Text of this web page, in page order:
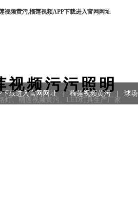
视频黄污,榴莲视频APP下载进入官网网址
视频污污照明
灯、榴莲视频黄污、LED灯具生产厂家
下载进入官网网址 | 榴莲视频黄污 球